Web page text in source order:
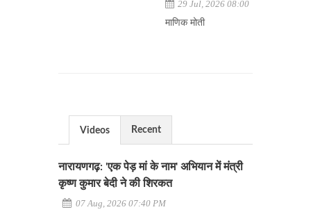
29 Jul, 2026 08:00
माणिक मोती
Videos Recent
नारायणगढ़: 'एक पेड़ मां के नाम' अभियान में मंत्री
कृष्ण कुमार बेदी ने की शिरकत
07 Aug, 2026 07:40 PM